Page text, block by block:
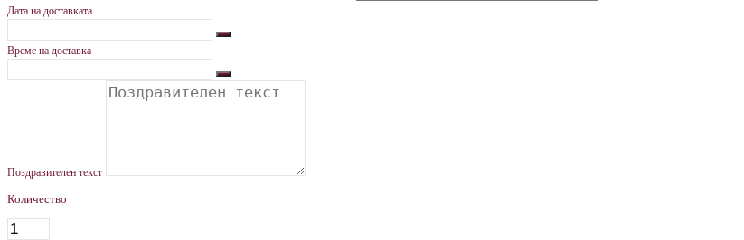
Дата на доставката
Време на доставка
Поздравителен текст
Количество